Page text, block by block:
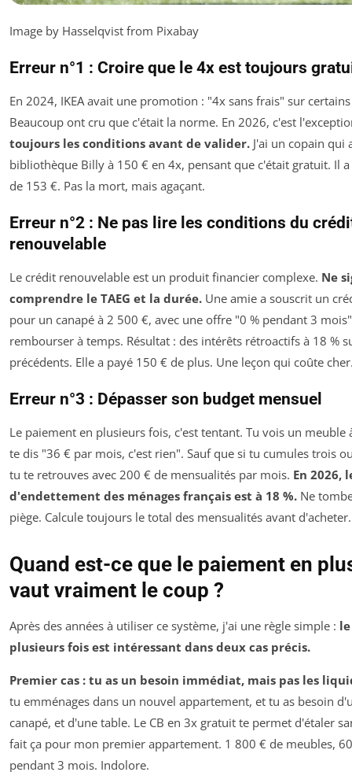
Image by Hasselqvist from Pixabay
Erreur n°1 : Croire que le 4x est toujours
En 2024, IKEA avait une promotion : "4x sans frais" sur
Beaucoup ont cru que c'était la norme. En 2026, c'est
toujours les conditions avant de valider. J'ai un copain qui
bibliothèque Billy à 150 € en 4x, pensant que c'était gratuit. Il
de 153 €. Pas la mort, mais agaçant.
Erreur n°2 : Ne pas lire les conditions du
renouvelable
Le crédit renouvelable est un produit financier complexe. Ne
comprendre le TAEG et la durée. Une amie a souscrit un
pour un canapé à 2 500 €, avec une offre "0 % pendant 3
rembourser à temps. Résultat : des intérêts rétroactifs à 18 %
précédents. Elle a payé 150 € de plus. Une leçon qui coûte
Erreur n°3 : Dépasser son budget mensuel
Le paiement en plusieurs fois, c'est tentant. Tu vois un meuble
te dis "36 € par mois, c'est rien". Sauf que si tu cumules trois
tu te retrouves avec 200 € de mensualités par mois. En 2026,
d'endettement des ménages français est à 18 %. Ne
piège. Calcule toujours le total des mensualités avant d'acheter.
Quand est-ce que le paiement en
vaut vraiment le coup ?
Après des années à utiliser ce système, j'ai une règle simple :
plusieurs fois est intéressant dans deux cas précis.
Premier cas : tu as un besoin immédiat, mais pas les
tu emménages dans un nouvel appartement, et tu as besoin
canapé, et d'une table. Le CB en 3x gratuit te permet d'étaler
fait ça pour mon premier appartement. 1 800 € de meubles,
pendant 3 mois. Indolore.